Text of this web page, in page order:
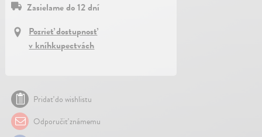
Zasielame do 12 dní
Pozrieť dostupnosť
v kníhkupectvách
Pridať do wishlistu
Odporučiť známemu